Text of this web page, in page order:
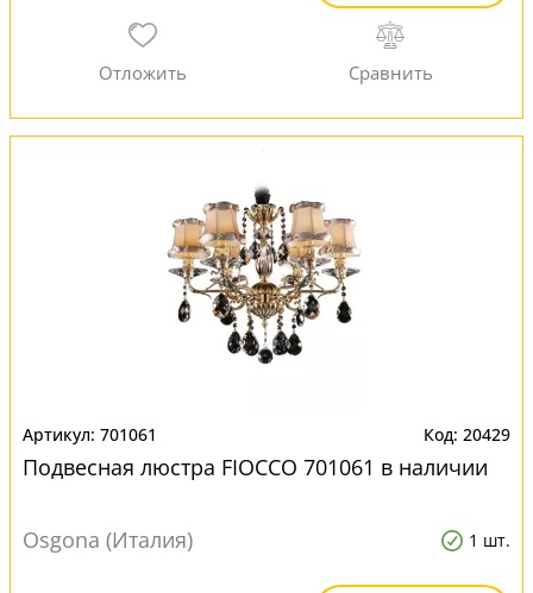
701061 20429
Подвесная люстра FIOCCO 701061 в наличии
Osgona (Италия) 1 шт.